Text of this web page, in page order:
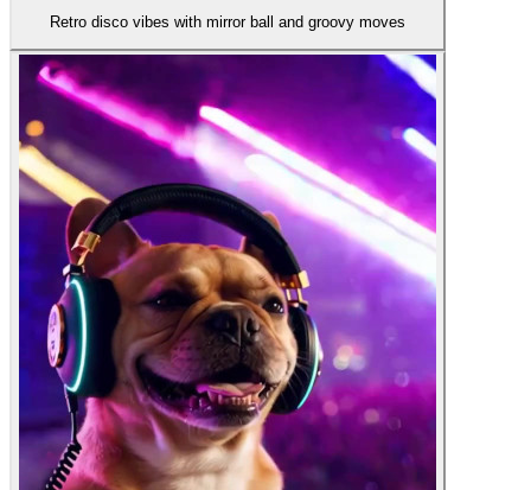
Retro disco vibes with mirror ball and groovy moves